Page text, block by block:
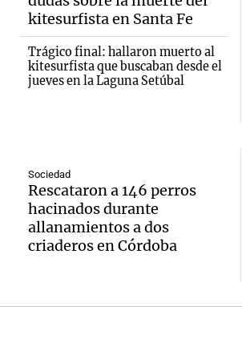
kitesurfista en Santa Fe
Trágico final: hallaron muerto al
kitesurfista que buscaban desde el
jueves en la Laguna Setúbal
Sociedad
Rescataron a 146 perros
hacinados durante
allanamientos a dos
criaderos en Córdoba